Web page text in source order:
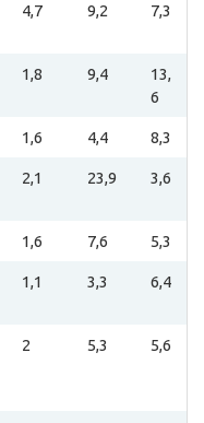
4,7 9,2 7,3
1,8 9,4
13,
6
1,6 4,4 8,3
2,1 23,9 3,6
1,6 7,6 5,3
1,1 3,3 6,4
2 5,3 5,6